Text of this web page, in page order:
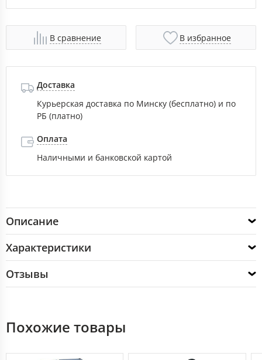
В сравнение В избранное
Доставка
Курьерская доставка по Минску (бесплатно) и по
РБ (платно)
Оплата
Наличными и банковской картой
Описание
Характеристики
Отзывы
Похожие товары